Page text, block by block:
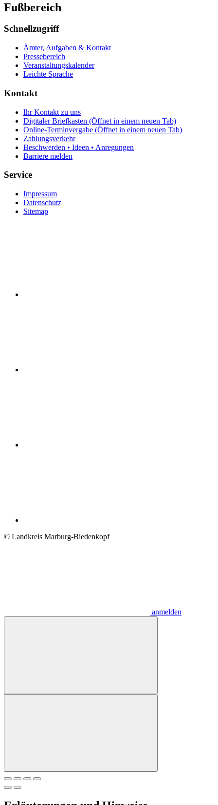
Fußbereich
Schnellzugriff
Ämter, Aufgaben & Kontakt
Pressebereich
Veranstaltungskalender
Leichte Sprache
Kontakt
Ihr Kontakt zu uns
Digitaler Briefkasten (Öffnet in einem neuen Tab)
Online-Terminvergabe (Öffnet in einem neuen Tab)
Zahlungsverkehr
Beschwerden • Ideen • Anregungen
Barriere melden
Service
Impressum
Datenschutz
Sitemap
© Landkreis Marburg-Biedenkopf
anmelden